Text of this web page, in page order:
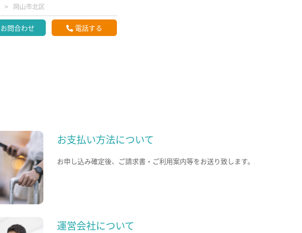
岡山市北区
お問合わせ 電話する
お支払い方法について
お申し込み確定後、ご請求書・ご利用案内等をお送り致します。
運営会社について